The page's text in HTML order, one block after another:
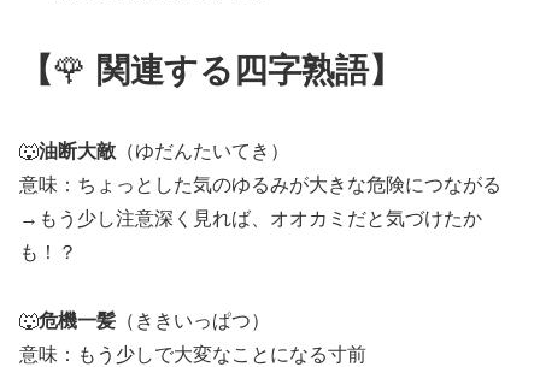
【🌹 関連する四字熟語】
🐺油断大敵 （ゆだんたいてき）
意味：ちょっとした気のゆるみが大きな危険につながる
→もう少し注意深く見れば、オオカミだと気づけたか
も！？
🐺危機一髪 （ききいっぱつ）
意味：もう少しで大変なことになる寸前